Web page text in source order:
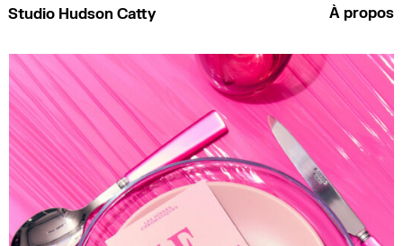
À propos
Studio Hudson Catty